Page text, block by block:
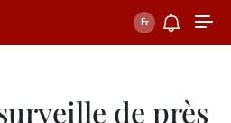
de près